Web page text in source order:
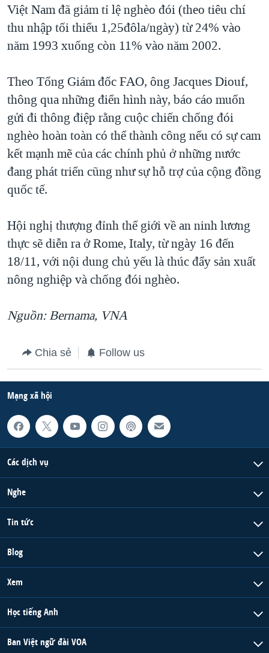
Việt Nam đã giảm tỉ lệ nghèo đói (theo tiêu chí
thu nhập tối thiểu 1,25đôla/ngày) từ 24% vào
năm 1993 xuống còn 11% vào năm 2002.
Theo Tổng Giám đốc FAO, ông Jacques Diouf,
thông qua những điển hình này, báo cáo muốn
gửi đi thông điệp rằng cuộc chiến chống đói
nghèo hoàn toàn có thể thành công nếu có sự cam
kết mạnh mẽ của các chính phủ ở những nước
đang phát triển cũng như sự hỗ trợ của cộng đồng
quốc tế.
Hội nghị thượng đỉnh thế giới về an ninh lương
thực sẽ diễn ra ở Rome, Italy, từ ngày 16 đến
18/11, với nội dung chủ yếu là thúc đẩy sản xuất
nông nghiệp và chống đói nghèo.
Nguồn: Bernama, VNA
Chia sẻ Follow us
Mạng xã hội
Các dịch vụ
Nghe
Tin tức
Blog
Xem
Học tiếng Anh
Ban Việt ngữ đài VOA